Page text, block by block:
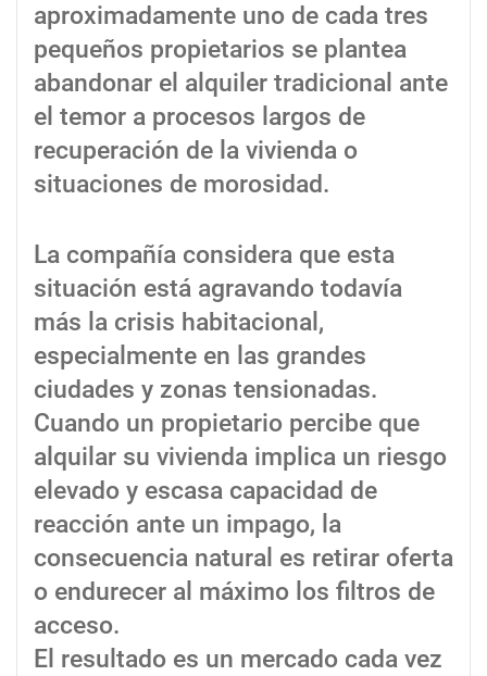
aproximadamente uno de cada tres
pequeños propietarios se plantea
abandonar el alquiler tradicional ante
el temor a procesos largos de
recuperación de la vivienda o
situaciones de morosidad.
La compañía considera que esta
situación está agravando todavía
más la crisis habitacional,
especialmente en las grandes
ciudades y zonas tensionadas.
Cuando un propietario percibe que
alquilar su vivienda implica un riesgo
elevado y escasa capacidad de
reacción ante un impago, la
consecuencia natural es retirar oferta
o endurecer al máximo los filtros de
acceso.
El resultado es un mercado cada vez